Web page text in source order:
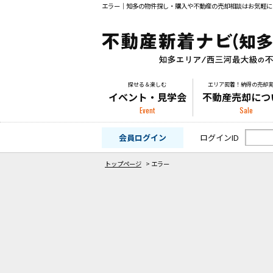
エラー｜知多の物件探し・購入や不動産の売却相談はお気軽
探せる＆楽しむ
イベント・見学会
Event
エリア密着！納得の売却
不動産売却に
Sale
会員ログイン ログインID
トップページ > エラー